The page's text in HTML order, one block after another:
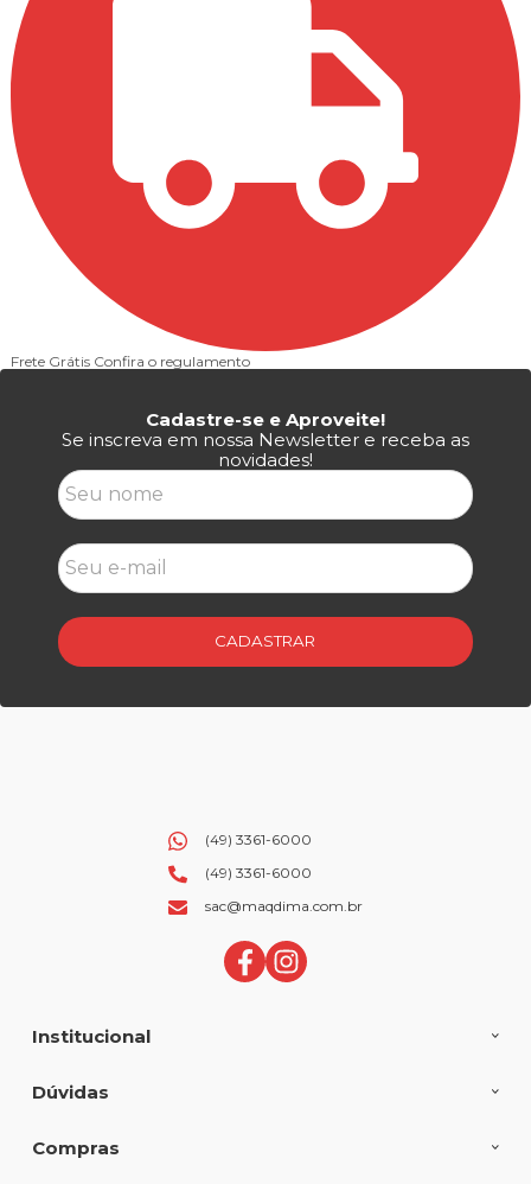
Frete Grátis Confira o regulamento
Cadastre-se e Aproveite!
Se inscreva em nossa Newsletter e receba as
novidades!
CADASTRAR
Institucional
Dúvidas
Compras
(49) 3361-6000
(49) 3361-6000
sac@maqdima.com.br